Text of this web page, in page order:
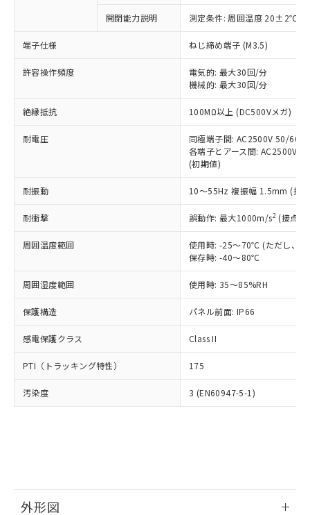
開閉能力説明 測定条件: 周囲温度 20±2℃、
端子仕様 ねじ締め端子 (M3.5)
許容操作頻度
電気的: 最大30回/分
機械的: 最大30回/分
絶縁抵抗 100MΩ以上 (DC500Vメガ)
耐電圧
同極端子間: AC2500V 50/
各端子とアース間: AC2500V
(初期値)
耐振動 10～55Hz 複振幅 1.5mm (接
耐衝撃 誤動作: 最大1000m/s2 (接点
周囲温度範囲
使用時: -25～70℃ (ただし、氷
保存時: -40～80℃
周囲湿度範囲 使用時: 35～85%RH
保護構造 パネル前面: IP66
感電保護クラス Class II
PTI（トラッキング特性） 175
汚染度 3 (EN60947-5-1)
外形図
以下の条件をお読みいただき、同意のうえ
ご利用ください。
本サービスは、当社制御機器事業取扱
商品の当社在庫状況および標準価格
当社制御機器事業取扱商品の中には、
本サービスの対象外となる商品もある
ことをご了承ください。
在庫状況および標準価格照会結果は、
記載している更新日時点での社内デー
タに基づき作成されるものであり、閲
覧された時点での実際の在庫および標
準価格とは異なる場合があることをご
正式な納期状況および標準価格はお客
様のお取引先、またはお客様担当のオ
ムロン制御機器販売店・当社販売員に
オムロン制御機器販売店や当社販売拠
販売ネットワーク
」をご確認
ください。
在庫状況および標準価格結果を当社の
事前の承諾なく第三者に漏洩または開
マイパーツ機能（部品リスト作成サー
および当社の共同利用者が、当社の製
対応予定なし：EU RoHS指令（10物質）の
非含有に非対応の商品で、対応品を出す予
定はありません。
調査・確認中：EU RoHS指令（10物質）の
非含有の対応状況を調査中または確認中の
非該当品：ライセンス料など無形物で、有
害物質有無と関係のない商品です。
いたものが、含有品と判明した場合などや
むを得ず変更することがあります。
六価クロム(Cr(Ⅵ)) 1000ppm以下、ポリ臭化ビフェニル
類(PBB) 1000ppm以下、ポリ臭化ジフェニルエーテル類
(PBDE) 1000ppm以下、フタル酸ビス(2-エチルヘキシ
ル) (DEHP)(別名：DOP) 1000ppm以下、フタル酸ブチ
ルベンジル（BBP） 1000ppm以下、フタル酸ジブチル
（DBP） 1000ppm以下、フタル酸ジイソブチル
(DIBP) 1000ppm以下
フタル酸エステル類の４物質については閾値を超える意
図的な使用がないことを確認しています。
※2 対応予定月
部品在庫の切り替え状況などにより、予定
月が前後することがあります。
とができます。
※1 中国RoHS○×表
「○」：最大均質材料含有率が中国RoHSの
基準値以下であることを示します。
「×」：最大均質材料含有率が中国RoHSの
基準値を超えていることを示します。
「－」：未確認です。当社販売部門へお問
*中国RoHS10物質の基準値 (GB/T26572)：
Pb(鉛) :1000ppm、 Hg(水銀) : 1000ppm、 Cd(カドミウ
Cr(Ⅵ)(六価クロム) : 1000ppm、 PBBs(ポリ臭化ビフェ
ニル類) : 1000ppm、 PBDEs(ポリ臭化ジフェニルエーテ
DBP(フタル酸ジブチル) : 1000ppm、 DIBP(フタル酸ジ
イソブチル) : 1000ppm、 BBP(フタル酸ブチルベンジ
ル) : 1000ppm、
DEHP(フタル酸ビス(2-エチルヘキシル)) : 1000ppm
※2 環境保護使用期限
「ｅ」：有害物質（10物質）のすべてが基
準値以下であることを示します。
「10」：通常の使用状況下において有害物
質が外部に漏えいし、環境に深刻な影響を
当社は、これら貴社製品のうち、外国
為替および外国貿易法に定める商品
（以下｢規制貨物等」という）を輸出
または国外への提供する場合は、日本
国政府の輸出許可(または役務取引許
可)を取得するなどの必要な手続きを
当社は規制貨物を破棄する場合は、完
全に破砕するなど、違法に輸出されな
いよう必要な手段を講じます。
ル、化学兵器、生物兵器またはその他
武器並びにこれらの製造装置等に一切
使用いたしません。
当社は、貴社製品を第三者に販売する
場合は、上記1、2および3の内容を当
該第三者に通知します。また当社は、
販売先および販売に係わる関係者が違
法に輸出するおそれがある場合は、取
○ 一定数以上の在庫あり
一定数には満たないが在庫あり
在庫なし(最新の在庫状況につ
いては、お客様のお取引先、ま
たはお客様担当のオムロン制御
機器販売店・当社販売員にご確
認ください)
受注生産機種、また在庫状況の